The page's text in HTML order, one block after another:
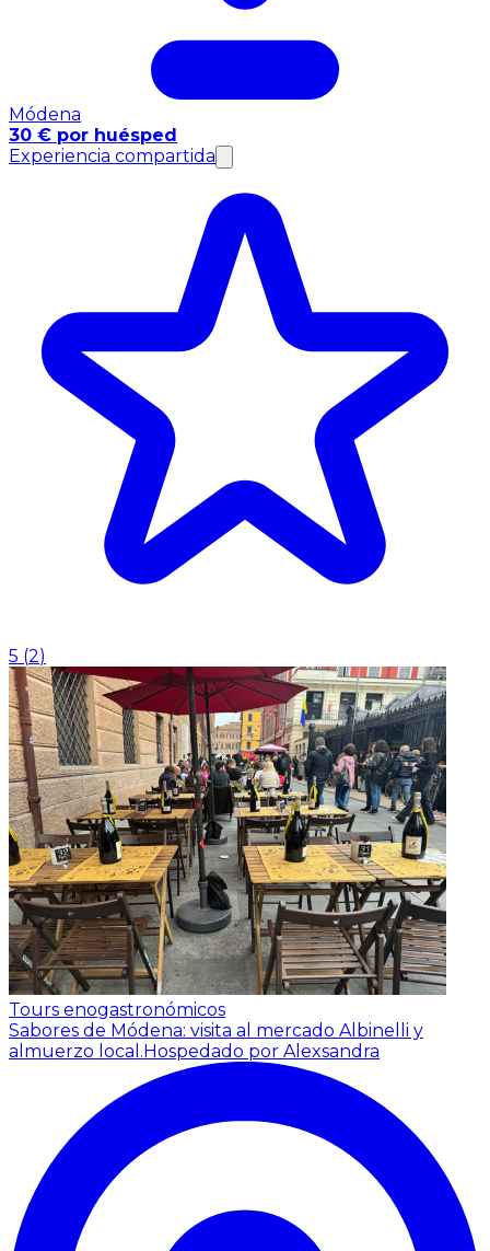
Módena
30 € por huésped
Experiencia compartida
5 (2)
Tours enogastronómicos
Sabores de Módena: visita al mercado Albinelli y
almuerzo local. Hospedado por Alexsandra